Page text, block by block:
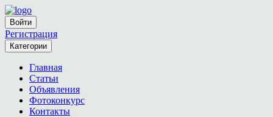
Войти
Регистрация
Категории
Главная
Статьи
Объявления
Фотоконкурс
Контакты